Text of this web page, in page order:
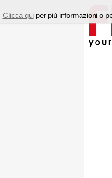
Clicca quiper più informazioni o